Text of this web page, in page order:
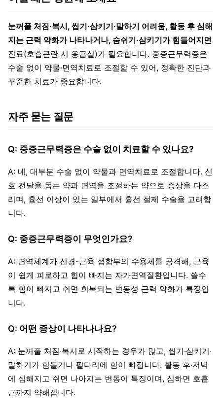
눈꺼풀 처짐·복시, 씹기·삼키기·말하기 어려움, 활동 후 심해
지는 근력 약화가 나타나거나, 숨쉬기·삼키기가 힘들어지면
진료(호흡곤란 시 응급실)가 필요합니다. 중증근무력증은
수술 없이 약물·면역치료로 조절할 수 있어, 정확한 진단과
꾸준한 치료가 중요합니다.
자주 묻는 질문
Q: 중증근무력증은 수술 없이 치료할 수 있나요?
A: 네, 대부분 수술 없이 약물과 면역치료로 조절합니다. 신
호 전달을 돕는 약과 면역을 조절하는 약으로 증상을 다스
리며, 흉선 이상이 있는 일부에서 흉선 절제 수술을 고려합
니다.
Q: 중증근무력증이 무엇인가요?
A: 면역체계가 신경-근육 접합부의 수용체를 공격해, 근육
이 쉽게 피로하고 힘이 빠지는 자가면역질환입니다. 쓸수
록 힘이 빠지고 쉬면 회복되는 변동성 근력 약화가 특징입
니다.
Q: 어떤 증상이 나타나나요?
A: 눈꺼풀 처짐·복시로 시작하는 경우가 많고, 씹기·삼키기·
말하기가 힘들거나 팔다리에 힘이 빠집니다. 활동 후·저녁
에 심해지고 쉬면 나아지는 변동이 특징이며, 심하면 호흡
근까지 약해집니다.